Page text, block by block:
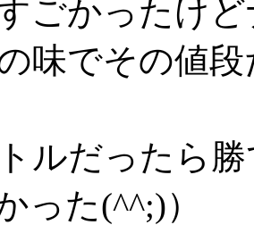
ごかったけ
味でその値
ルだったら
った(^^;)）